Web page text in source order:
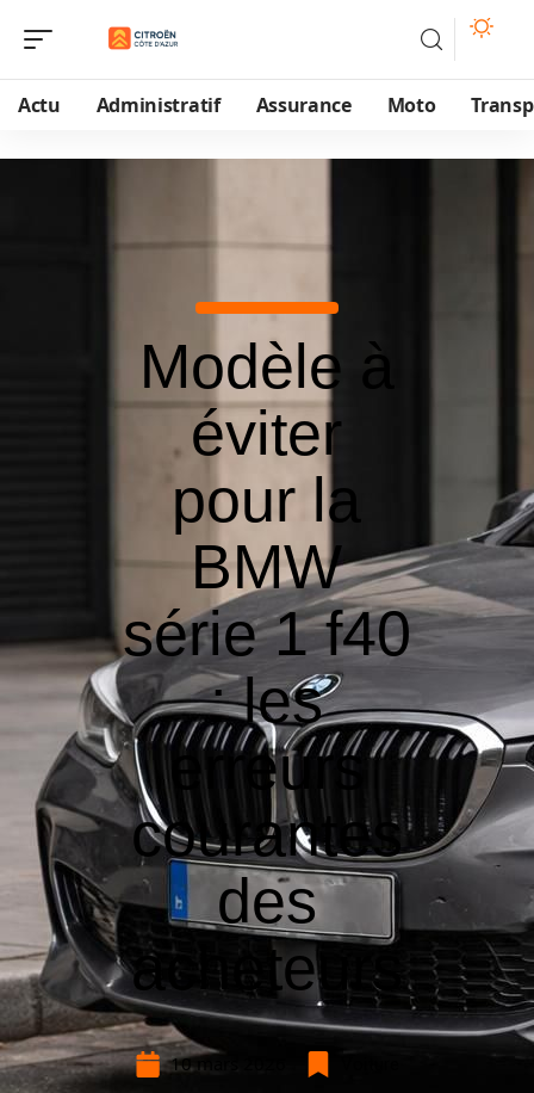
Actu Administratif Assurance Moto
Modèle à
éviter
pour la
BMW
série 1 f40
: les
erreurs
courantes
des
acheteurs
10 mars 2026